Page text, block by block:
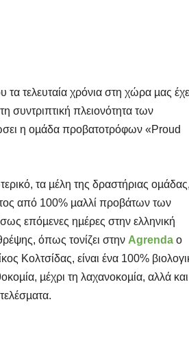
τελευταία χρόνια στη χώρα µας
συντριπτική πλειονότητα των
η οµάδα προβατοτρόφων «Proud
τα µέλη της δραστήριας οµάδας,
από 100% µαλλί προβάτων των
επόµενες ηµέρες στην ελληνική
όπως τονίζει στην Agrenda ο
Κολτσίδας, είναι ένα 100%
µέχρι τη λαχανοκοµία, αλλά και